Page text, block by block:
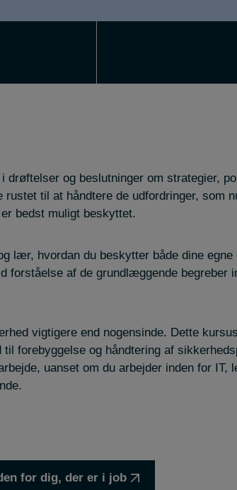
drøftelser og beslutninger om strategier,
til at håndtere de udfordringer, som
bedst muligt beskyttet.
lær, hvordan du beskytter både dine egne
forståelse af de grundlæggende begreber
vigtigere end nogensinde. Dette
forebyggelse og håndtering af
uanset om du arbejder inden for IT,
for dig, der er i job